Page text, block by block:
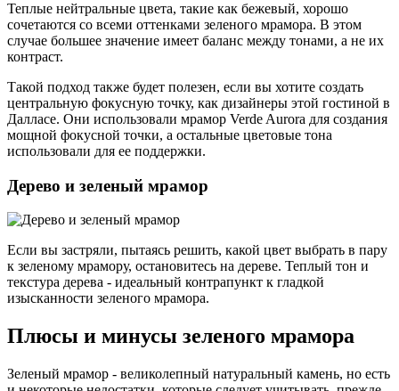
Теплые нейтральные цвета, такие как бежевый, хорошо
сочетаются со всеми оттенками зеленого мрамора. В этом
случае большее значение имеет баланс между тонами, а не их
контраст.
Такой подход также будет полезен, если вы хотите создать
центральную фокусную точку, как дизайнеры этой гостиной в
Далласе. Они использовали мрамор Verde Aurora для создания
мощной фокусной точки, а остальные цветовые тона
использовали для ее поддержки.
Дерево и зеленый мрамор
Если вы застряли, пытаясь решить, какой цвет выбрать в пару
к зеленому мрамору, остановитесь на дереве. Теплый тон и
текстура дерева - идеальный контрапункт к гладкой
изысканности зеленого мрамора.
Плюсы и минусы зеленого мрамора
Зеленый мрамор - великолепный натуральный камень, но есть